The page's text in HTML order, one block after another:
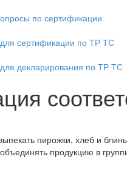
по сертификации
сертификации по ТР ТС
декларирования по ТР ТС
пирожки, хлеб и
продукцию в